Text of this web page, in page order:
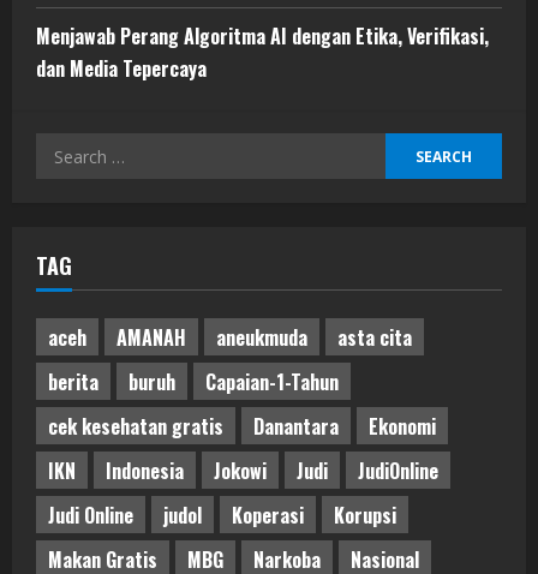
Menjawab Perang Algoritma AI dengan Etika, Verifikasi,
dan Media Tepercaya
Search
TAG
aceh AMANAH aneukmuda
asta cita
berita
buruh
Capaian-1-Tahun
cek kesehatan gratis
Danantara
Ekonomi
IKN
Indonesia Jokowi Judi
JudiOnline
Judi Online
judol Koperasi
Korupsi
Makan Gratis
MBG Narkoba Nasional